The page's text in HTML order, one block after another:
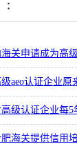
关申请成为高
aeo认证企业
级认证企业每
海关提供信用